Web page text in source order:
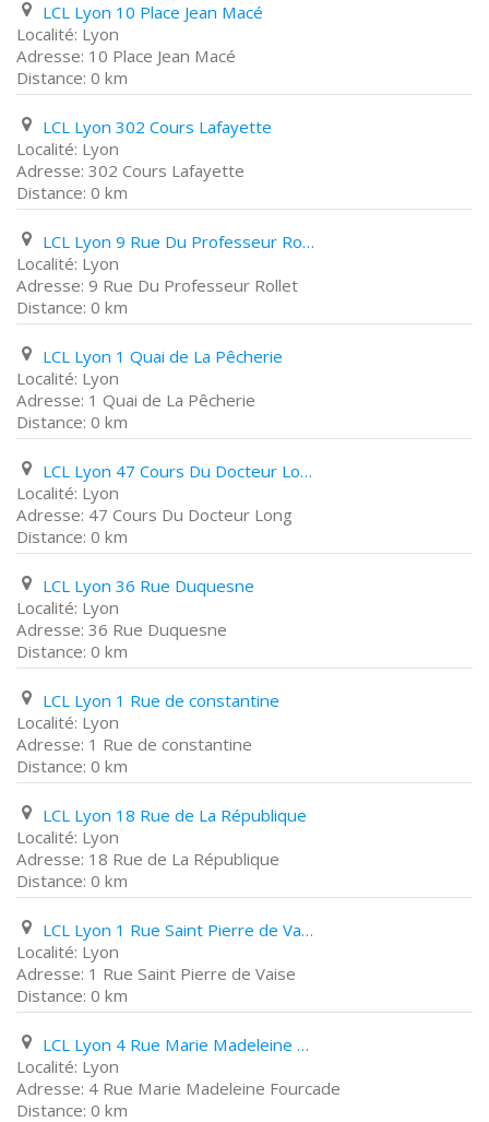
LCL Lyon 10 Place Jean Macé
Lyon
10 Place Jean Macé
0 km
LCL Lyon 302 Cours Lafayette
Lyon
302 Cours Lafayette
0 km
LCL Lyon 9 Rue Du Professeur Rollet
Lyon
9 Rue Du Professeur Rollet
0 km
LCL Lyon 1 Quai de La Pêcherie
Lyon
1 Quai de La Pêcherie
0 km
LCL Lyon 47 Cours Du Docteur Long
Lyon
47 Cours Du Docteur Long
0 km
LCL Lyon 36 Rue Duquesne
Lyon
36 Rue Duquesne
0 km
LCL Lyon 1 Rue de constantine
Lyon
1 Rue de constantine
0 km
LCL Lyon 18 Rue de La République
Lyon
18 Rue de La République
0 km
LCL Lyon 1 Rue Saint Pierre de Vaise
Lyon
1 Rue Saint Pierre de Vaise
0 km
LCL Lyon 4 Rue Marie Madeleine Fourcade
Lyon
4 Rue Marie Madeleine Fourcade
0 km